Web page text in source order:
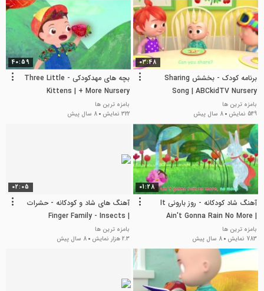
03:48
برنامه کودک - بخشش Sharing
Song | ABCkidTV Nursery
Rhymes & Kids Songs
بامزه ترین ها
549 نمایش
8 سال پیش
40:59
بچه های مهدکودکی - Three Little
Kittens | + More Nursery
Rhymes & Kids Songs
بامزه ترین ها
322 نمایش
8 سال پیش
01:28
آهنگ شاد کودکانه - روز بارونی It
Ain't Gonna Rain No More |
Nursery Rhymes & Kids Songs
بامزه ترین ها
783 نمایش
8 سال پیش
02:05
آهنگ های شاد و کودکانه - حشرات
Finger Family - Insects |
Nursery Rhymes & Kids Songs
بامزه ترین ها
2.3 هزار نمایش
8 سال پیش